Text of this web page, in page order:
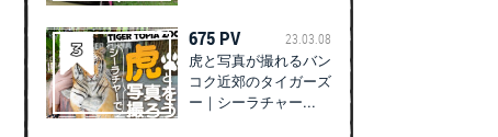
675 PV 23.03.08
虎と写真が撮れるバン
コク近郊のタイガーズ
ー｜シーラチャー...